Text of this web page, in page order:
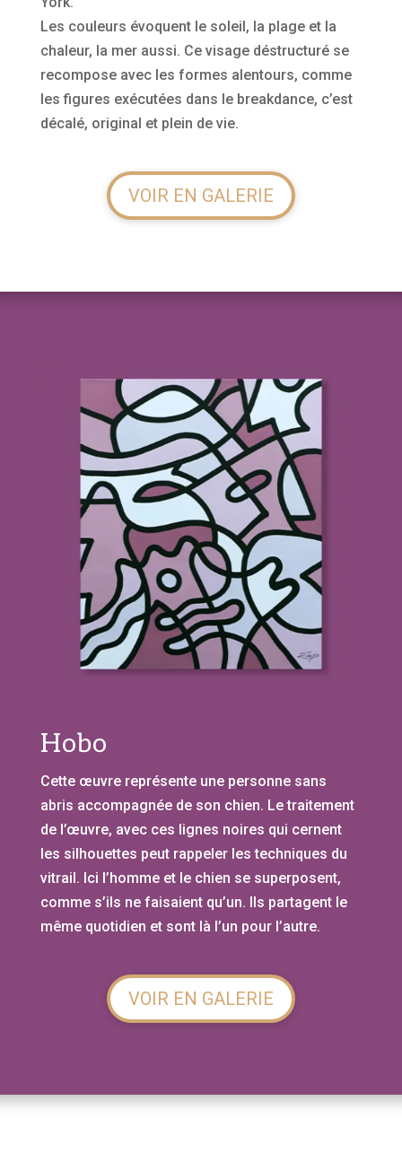
Les couleurs évoquent le soleil, la plage et la
chaleur, la mer aussi. Ce visage déstructuré se
recompose avec les formes alentours, comme
les figures exécutées dans le breakdance, c’est
décalé, original et plein de vie.
VOIR EN GALERIE
Hobo
Cette œuvre représente une personne sans
abris accompagnée de son chien. Le traitement
de l’œuvre, avec ces lignes noires qui cernent
les silhouettes peut rappeler les techniques du
vitrail. Ici l’homme et le chien se superposent,
comme s’ils ne faisaient qu’un. Ils partagent le
même quotidien et sont là l’un pour l’autre.
VOIR EN GALERIE